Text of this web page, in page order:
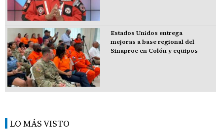
Estados Unidos entrega
mejoras a base regional del
Sinaproc en Colón y equipos
LO MÁS VISTO